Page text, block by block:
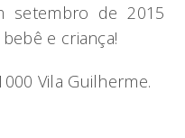
setembro de 2015
e criança!
Vila Guilherme.